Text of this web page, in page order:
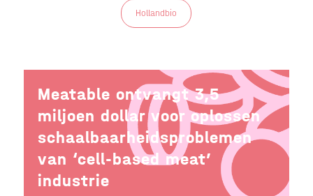
Hollandbio
Meatable ontvangt 3,5
miljoen dollar voor oplossen
schaalbaarheidsproblemen
van ‘cell-based meat’
industrie